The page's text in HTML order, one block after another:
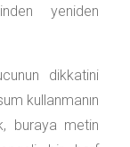
yeniden
dikkatini
kullanmanın
buraya metin